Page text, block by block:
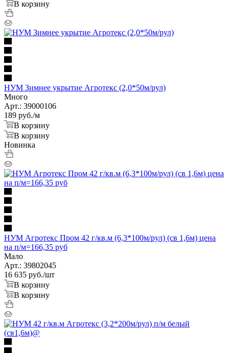
В корзину
НУМ Зимнее укрытие Агротекс (2,0*50м/рул)
Много
Арт.: 39000106
189 руб./м
В корзину
В корзину
Новинка
НУМ Агротекс Пром 42 г/кв.м (6,3*100м/рул) (св 1,6м) цена
на п/м=166,35 руб
Мало
Арт.: 39802045
16 635 руб./шт
В корзину
В корзину